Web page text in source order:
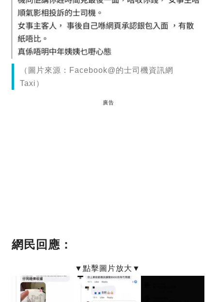
（圖片來源：Facebook@的士司機資訊網
Taxi）
廣告
網民回應：